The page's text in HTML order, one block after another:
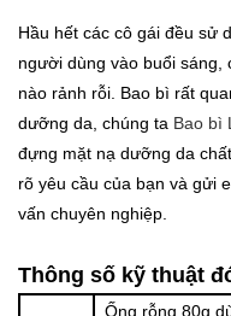
Hầu hết các cô gái đều sử
người dùng vào buổi sáng,
nào rảnh rỗi. Bao bì rất
dưỡng da, chúng ta Bao bì
đựng mặt nạ dưỡng da
rõ yêu cầu của bạn và gửi
vấn chuyên nghiệp.
Thông số kỹ thuật
Ống rỗng 80g